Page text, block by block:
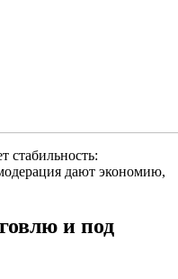
стабильность:
дают экономию,
и под